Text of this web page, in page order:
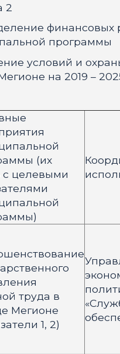
2
финансовых
программы
условий и
на 2019 –
(их
с целевыми
труда в
Мегионе
1, 2)